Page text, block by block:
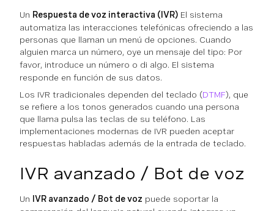
Un Respuesta de voz interactiva (IVR) El sistema
automatiza las interacciones telefónicas ofreciendo a las
personas que llaman un menú de opciones. Cuando
alguien marca un número, oye un mensaje del tipo: Por
favor, introduce un número o di algo. El sistema
responde en función de sus datos.
Los IVR tradicionales dependen del teclado (DTMF), que
se refiere a los tonos generados cuando una persona
que llama pulsa las teclas de su teléfono. Las
implementaciones modernas de IVR pueden aceptar
respuestas habladas además de la entrada de teclado.
IVR avanzado / Bot de voz
Un IVR avanzado / Bot de voz puede soportar la